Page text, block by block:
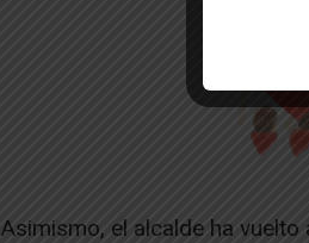
Asimismo, el alcalde ha